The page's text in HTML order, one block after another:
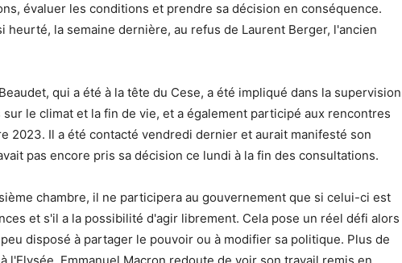
évaluer les conditions et prendre sa décision en conséquence.
heurté, la semaine dernière, au refus de Laurent Berger, l'ancien
qui a été à la tête du Cese, a été impliqué dans la supervision
le climat et la fin de vie, et a également participé aux rencontres
2023. Il a été contacté vendredi dernier et aurait manifesté son
pas encore pris sa décision ce lundi à la fin des consultations.
chambre, il ne participera au gouvernement que si celui-ci est
et s'il a la possibilité d'agir librement. Cela pose un réel défi alors
disposé à partager le pouvoir ou à modifier sa politique. Plus de